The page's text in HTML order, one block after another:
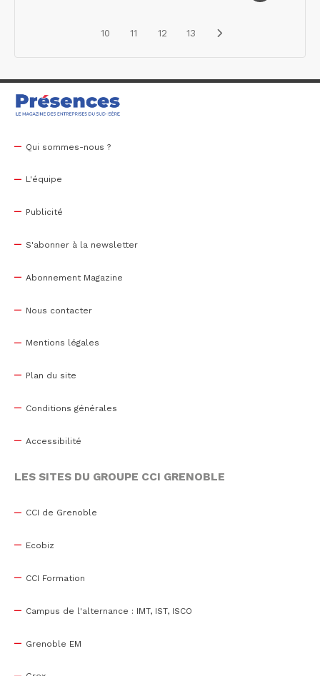
10 11 12 13
Qui sommes-nous ?
L'équipe
Publicité
S'abonner à la newsletter
Abonnement Magazine
Nous contacter
Mentions légales
Plan du site
Conditions générales
Accessibilité
LES SITES DU GROUPE CCI GRENOBLE
CCI de Grenoble
Ecobiz
CCI Formation
Campus de l'alternance : IMT, IST, ISCO
Grenoble EM